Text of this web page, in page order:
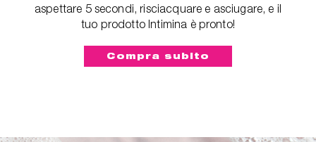
aspettare 5 secondi, risciacquare e asciugare, e il
tuo prodotto Intimina è pronto!
Compra subito